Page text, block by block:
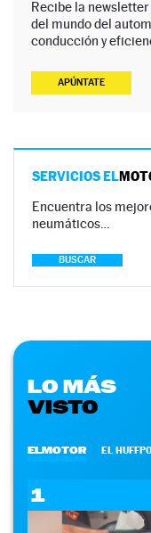
Recibe la
del mundo del
conducción y
APÚNTATE
SERVICIOS EL
Encuentra los
neumáticos…
BUSCAR
LO MÁS
VISTO
ELMOTOR EL
1